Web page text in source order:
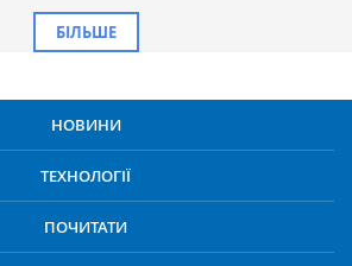
БІЛЬШЕ
НОВИНИ
ТЕХНОЛОГІЇ
ПОЧИТАТИ